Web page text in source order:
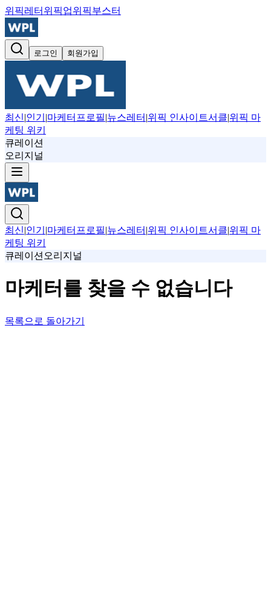
위픽레터 위픽업위픽부스터
로그인 회원가입
최신|인기 |마케터프로필|뉴스레터 |위픽 인사이트서클|위픽 마
케팅 위키
큐레이션
오리지널
최신|인기 |마케터프로필|뉴스레터 |위픽 인사이트서클|위픽 마
케팅 위키
큐레이션 오리지널
마케터를 찾을 수 없습니다
목록으로 돌아가기